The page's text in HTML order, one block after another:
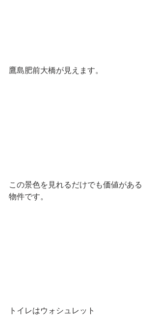
鷹島肥前大橋が見えます。
この景色を見れるだけでも価値がある
物件です。
トイレはウォシュレット